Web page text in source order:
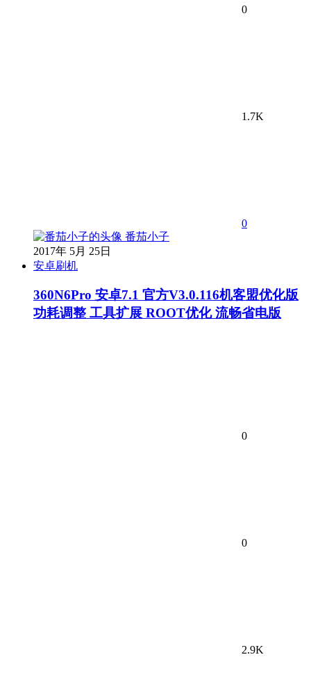
0
1.7K
0
番茄小子
2017年 5月 25日
安卓刷机
360N6Pro 安卓7.1 官方V3.0.116机客盟优化版
功耗调整 工具扩展 ROOT优化 流畅省电版
0
0
2.9K